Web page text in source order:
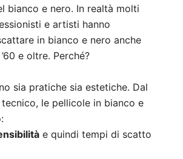
bianco e nero. In realtà molti
e artisti hanno
in bianco e nero anche
e oltre. Perché?
sia pratiche sia estetiche. Dal
le pellicole in bianco e
e quindi tempi di scatto